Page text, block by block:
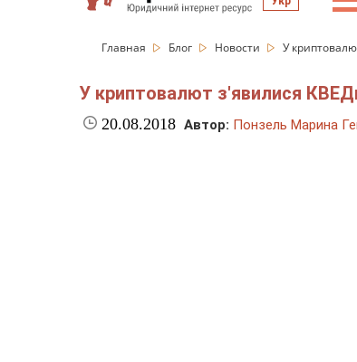
Главная Блог Новости У
У криптовалют з'явилися
20.08.2018 Автор: Понзель Марина